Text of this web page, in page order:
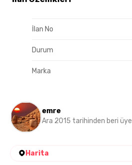
İlan No
Durum
Marka
emre
Ara 2015 tarihinden beri üye
Harita